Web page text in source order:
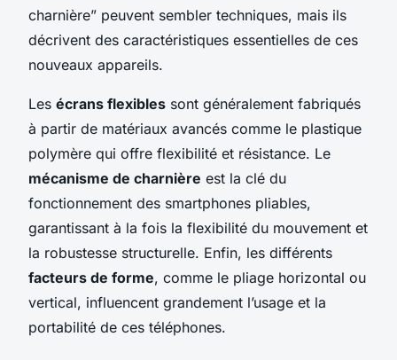
charnière” peuvent sembler techniques, mais ils
décrivent des caractéristiques essentielles de ces
nouveaux appareils.
Les écrans flexibles sont généralement fabriqués
à partir de matériaux avancés comme le plastique
polymère qui offre flexibilité et résistance. Le
mécanisme de charnière est la clé du
fonctionnement des smartphones pliables,
garantissant à la fois la flexibilité du mouvement et
la robustesse structurelle. Enfin, les différents
facteurs de forme, comme le pliage horizontal ou
vertical, influencent grandement l’usage et la
portabilité de ces téléphones.